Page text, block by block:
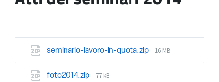
seminario-lavoro-in-quota.zip 16 MB
foto2014.zip 77 kB